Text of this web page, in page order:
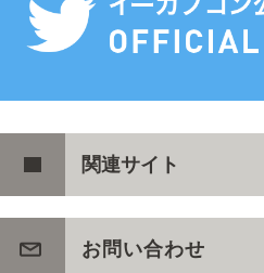
関連サイト
お問い合わせ